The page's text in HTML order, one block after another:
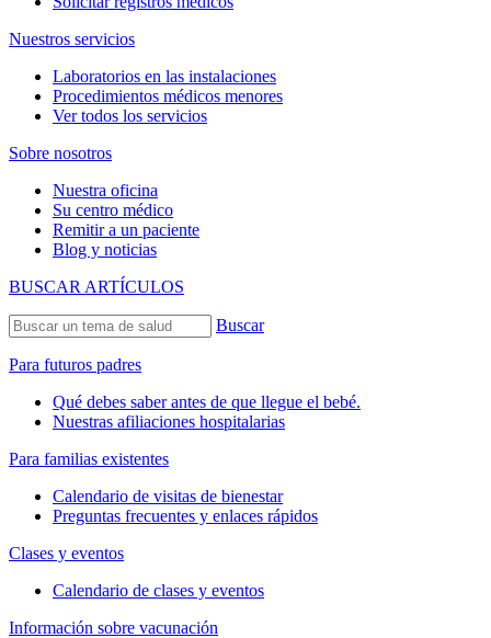
Nuestros servicios
Laboratorios en las instalaciones
Procedimientos médicos menores
Ver todos los servicios
Sobre nosotros
Nuestra oficina
Su centro médico
Remitir a un paciente
Blog y noticias
BUSCAR ARTÍCULOS
Buscar
Para futuros padres
Qué debes saber antes de que llegue el bebé.
Nuestras afiliaciones hospitalarias
Para familias existentes
Calendario de visitas de bienestar
Preguntas frecuentes y enlaces rápidos
Clases y eventos
Calendario de clases y eventos
Información sobre vacunación